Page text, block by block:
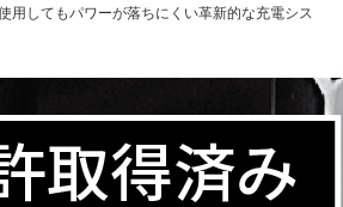
用してもパワーが落ちにくい革新的な充電シス